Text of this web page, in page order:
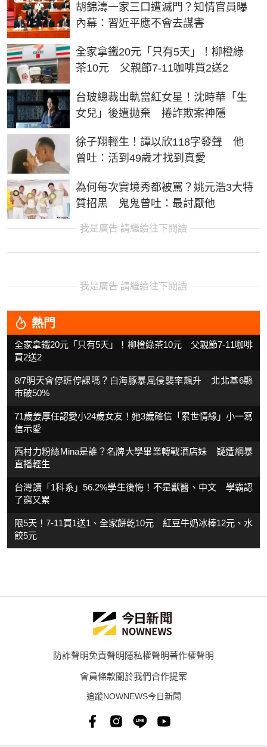
胡錦濤一家三口遭滅門？知情官員曝
內幕：習近平應不會去謀害
全家拿鐵20元「只有5天」！柳橙綠
茶10元 父親節7-11咖啡買2送2
台玻總裁出軌當紅女星！沈時華「生
女兒」後遭拋棄 捲詐欺案神隱
徐子翔輕生！譚以欣118字發聲 他
曾吐：活到49歲才找到真愛
為何每次實境秀都被罵？姚元浩3大特
質招黑 鬼鬼曾吐：最討厭他
我是廣告 請繼續往下閱讀
我是廣告 請繼續往下閱讀
熱門
全家拿鐵20元「只有5天」！柳橙綠茶10元 父親節7-11咖啡
買2送2
8/7明天會停班停課嗎？白海豚暴風侵襲率飆升 北北基6縣
市破50%
71歲姜厚任認愛小24歲女友！她3歲確信「累世情緣」小一寫
信示愛
西村力粉絲Mina是誰？名牌大學畢業轉戰酒店妹 疑遭網暴
直播輕生
台灣讀「1科系」56.2%學生後悔！不是獸醫、中文 學霸認
了窮又累
限5天！7-11買1送1、全家餅乾10元 紅豆牛奶冰棒12元、水
餃5元
防詐聲明免責聲明隱私權聲明著作權聲明
會員條款關於我們合作提案
追蹤NOWNEWS今日新聞